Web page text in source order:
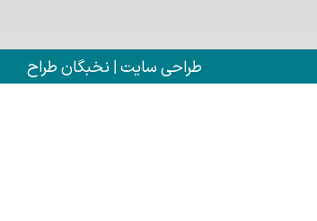
طراحی سایت | نخبگان طراح